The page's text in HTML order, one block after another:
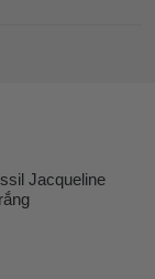
Jacqueline